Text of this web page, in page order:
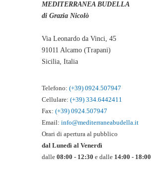
MEDITERRANEA BUDELLA
di Grazia Nicolò
Via Leonardo da Vinci, 45
91011 Alcamo (Trapani)
Sicilia, Italia
Telefono: (+39) 0924.507947
Cellulare: (+39) 334.6442411
Fax: (+39) 0924.507947
Email: info@mediterraneabudella.it
Orari di apertura al pubblico
dal Lunedì al Venerdì
dalle 08:00 - 12:30 e dalle 14:00 - 18:00